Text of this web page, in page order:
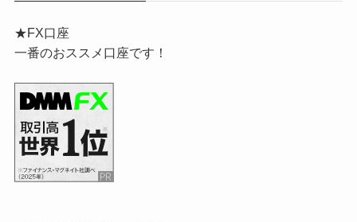
★FX口座
一番のおススメ口座です！